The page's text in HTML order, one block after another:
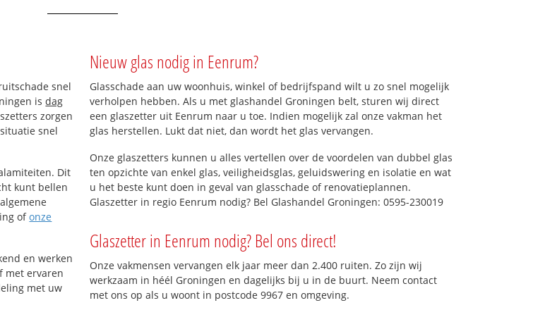
snel
isdag
zorgen
snel
Dit
kunt bellen
ofonze
en werken
met ervaren
met uw
Nieuw glas nodig in Eenrum?
Glasschade aan uw woonhuis, winkel of bedrijfspand wilt u zo snel mogelijk
verholpen hebben. Als u met glashandel Groningen belt, sturen wij direct
een glaszetter uit Eenrum naar u toe. Indien mogelijk zal onze vakman het
glas herstellen. Lukt dat niet, dan wordt het glas vervangen.
Onze glaszetters kunnen u alles vertellen over de voordelen van dubbel glas
ten opzichte van enkel glas, veiligheidsglas, geluidswering en isolatie en wat
u het beste kunt doen in geval van glasschade of renovatieplannen.
Glaszetter in regio Eenrum nodig? Bel Glashandel Groningen: 0595-230019
Glaszetter in Eenrum nodig? Bel ons direct!
Onze vakmensen vervangen elk jaar meer dan 2.400 ruiten. Zo zijn wij
werkzaam in héél Groningen en dagelijks bij u in de buurt. Neem contact
met ons op als u woont in postcode 9967 en omgeving.